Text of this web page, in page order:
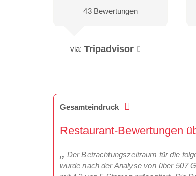
43 Bewertungen
via: Tripadvisor
Gesamteindruck
Restaurant-Bewertungen
Der Betrachtungszeitraum für die
wurde nach der Analyse von über 507